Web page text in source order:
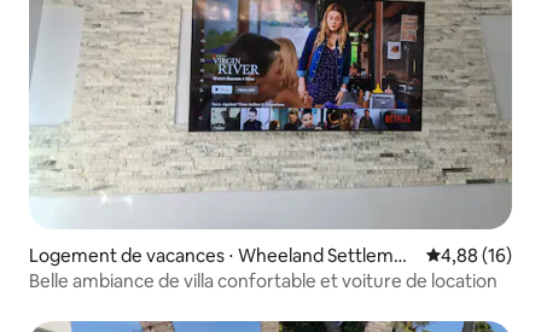
Logement de vacances ⋅ Wheeland Settlemen
t
Évaluation
4,88 (16)
Belle ambiance de villa confortable et voiture de location